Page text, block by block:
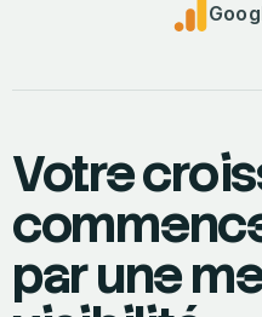
Votre
par une